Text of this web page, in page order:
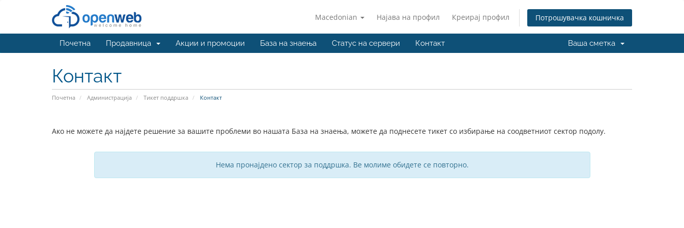
Macedonian Најава на профил Креирај профил Потрошувачка кошничка
Почетна Продавница Акции и промоции База на знаења Статус на сервери Контакт Ваша сметка
Контакт
Почетна Администрација Тикет поддршка Контакт
Ако не можете да најдете решение за вашите проблеми во нашата База на знаења, можете да поднесете тикет со избирање на соодветниот сектор подолу.
Нема пронајдено сектор за поддршка. Ве молиме обидете се повторно.